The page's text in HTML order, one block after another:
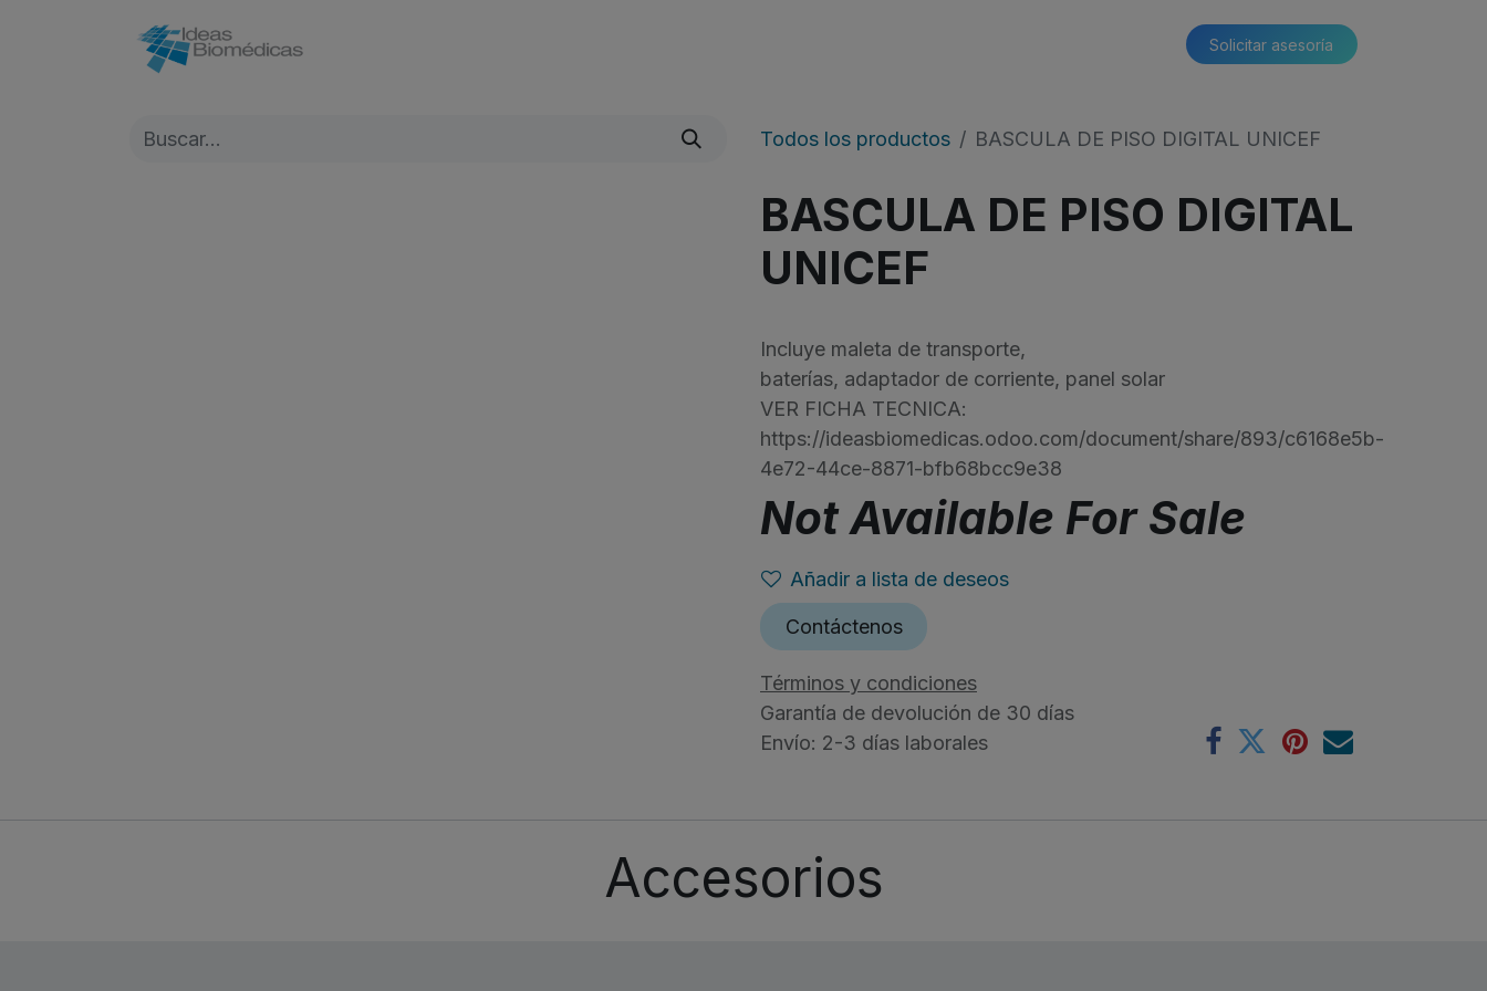
Solicitar asesoría​​
Todos los productos BASCULA DE PISO DIGITAL UNICEF
BASCULA DE PISO DIGITAL
UNICEF
Incluye maleta de transporte,
baterías, adaptador de corriente, panel solar
VER FICHA TECNICA:
https://ideasbiomedicas.odoo.com/document/share/893/c6168e5b-
4e72-44ce-8871-bfb68bcc9e38
Not Available For Sale
Añadir a lista de deseos
Contáctenos
Términos y condiciones
Garantía de devolución de 30 días
Envío: 2-3 días laborales
Accesorios